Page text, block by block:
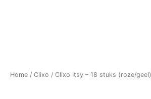
Home / Clixo / Clixo Itsy – 18 stuks (roze/geel)